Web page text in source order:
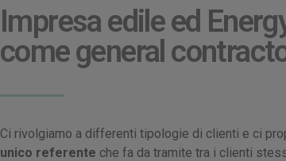
Impresa edile ed
come general
Ci rivolgiamo a differenti tipologie di clienti e ci
unico referente che fa da tramite tra i clienti